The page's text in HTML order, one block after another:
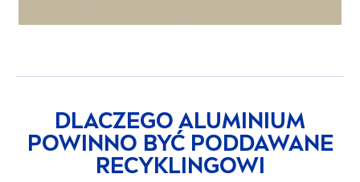
DLACZEGO ALUMINIUM
POWINNO BYĆ PODDAWANE
RECYKLINGOWI